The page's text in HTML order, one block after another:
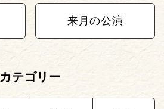
来月の公演
カテゴリー